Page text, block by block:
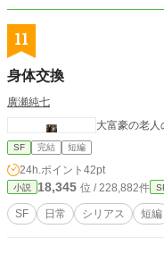
11
身体交換
廣瀬純七
大富豪の老
SF 完結 短編
24h.ポイント 42pt
小説 18,345 位 / 228,882件
SF 日常 シリアス 短編